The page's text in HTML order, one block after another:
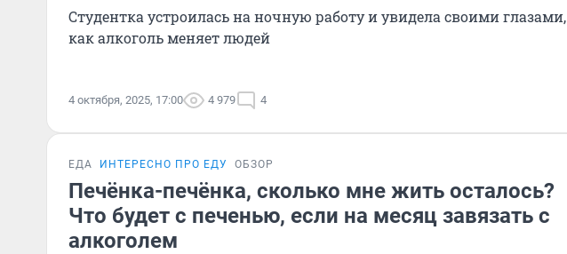
Студентка устроилась на ночную работу и увидела своими глазами,
как алкоголь меняет людей
4 октября, 2025, 17:00 4 979 4
ЕДА ИНТЕРЕСНО ПРО ЕДУ ОБЗОР
Печёнка-печёнка, сколько мне жить осталось?
Что будет с печенью, если на месяц завязать с
алкоголем